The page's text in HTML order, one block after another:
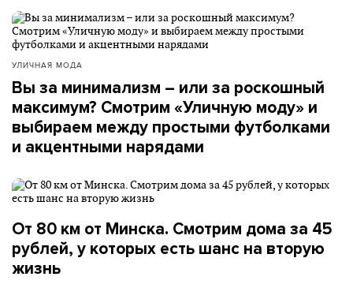
УЛИЧНАЯ МОДА
Вы за минимализм – или за роскошный
максимум? Смотрим «Уличную моду» и
выбираем между простыми футболками
и акцентными нарядами
От 80 км от Минска. Смотрим дома за 45
рублей, у которых есть шанс на вторую
жизнь